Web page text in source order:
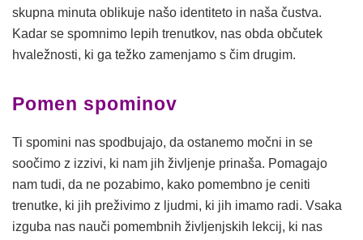
skupna minuta oblikuje našo identiteto in naša čustva.
Kadar se spomnimo lepih trenutkov, nas obda občutek
hvaležnosti, ki ga težko zamenjamo s čim drugim.
Pomen spominov
Ti spomini nas spodbujajo, da ostanemo močni in se
soočimo z izzivi, ki nam jih življenje prinaša. Pomagajo
nam tudi, da ne pozabimo, kako pomembno je ceniti
trenutke, ki jih preživimo z ljudmi, ki jih imamo radi. Vsaka
izguba nas nauči pomembnih življenjskih lekcij, ki nas